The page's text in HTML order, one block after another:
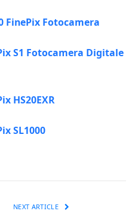
FinePix Fotocamera
S1 Fotocamera Digitale
HS20EXR
SL1000
NEXT ARTICLE